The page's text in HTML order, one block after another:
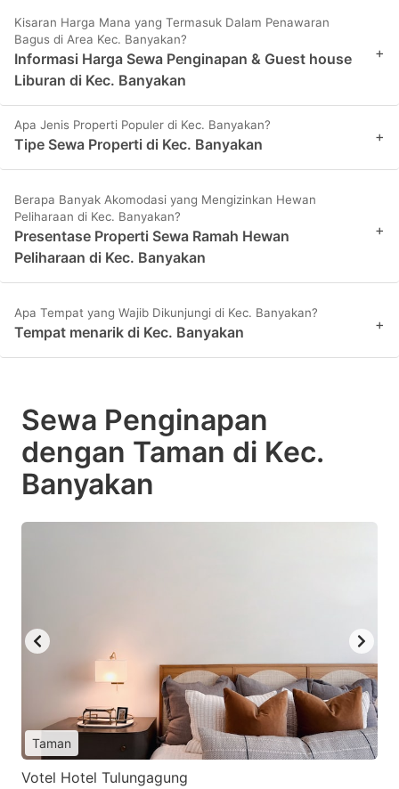
Kisaran Harga Mana yang Termasuk Dalam Penawaran
Bagus di Area Kec. Banyakan?
Informasi Harga Sewa Penginapan & Guest house
Liburan di Kec. Banyakan
+
Apa Jenis Properti Populer di Kec. Banyakan?
Tipe Sewa Properti di Kec. Banyakan +
Berapa Banyak Akomodasi yang Mengizinkan Hewan
Peliharaan di Kec. Banyakan?
Presentase Properti Sewa Ramah Hewan
Peliharaan di Kec. Banyakan
+
Apa Tempat yang Wajib Dikunjungi di Kec. Banyakan?
Tempat menarik di Kec. Banyakan +
Sewa Penginapan
dengan Taman di Kec.
Banyakan
Taman
Votel Hotel Tulungagung